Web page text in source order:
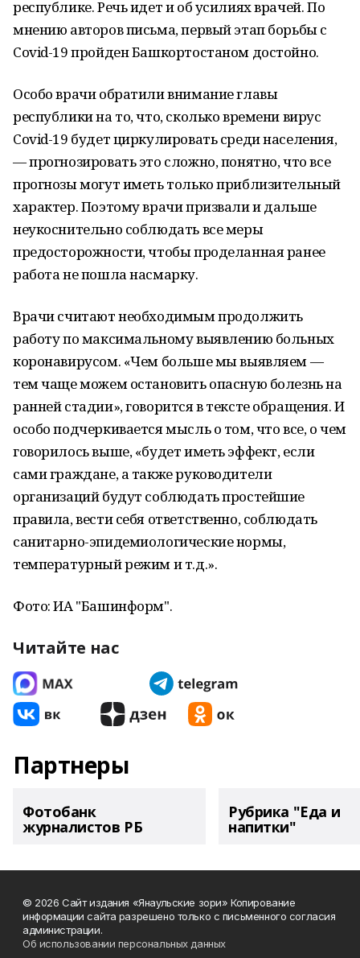
республике. Речь идет и об усилиях врачей. По
мнению авторов письма, первый этап борьбы с
Covid-19 пройден Башкортостаном достойно.
Особо врачи обратили внимание главы
республики на то, что, сколько времени вирус
Covid-19 будет циркулировать среди населения,
— прогнозировать это сложно, понятно, что все
прогнозы могут иметь только приблизительный
характер. Поэтому врачи призвали и дальше
неукоснительно соблюдать все меры
предосторожности, чтобы проделанная ранее
работа не пошла насмарку.
Врачи считают необходимым продолжить
работу по максимальному выявлению больных
коронавирусом. «Чем больше мы выявляем —
тем чаще можем остановить опасную болезнь на
ранней стадии», говорится в тексте обращения. И
особо подчеркивается мысль о том, что все, о чем
говорилось выше, «будет иметь эффект, если
сами граждане, а также руководители
организаций будут соблюдать простейшие
правила, вести себя ответственно, соблюдать
санитарно-эпидемиологические нормы,
температурный режим и т.д.».
Фото: ИА "Башинформ".
Читайте нас
Партнеры
Фотобанк
журналистов РБ
Рубрика "Еда и
напитки"
© 2026 Сайт издания «Янаульские зори» Копирование
информации сайта разрешено только с письменного согласия
администрации.
Об использовании персональных данных